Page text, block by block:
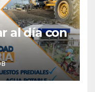
al día con